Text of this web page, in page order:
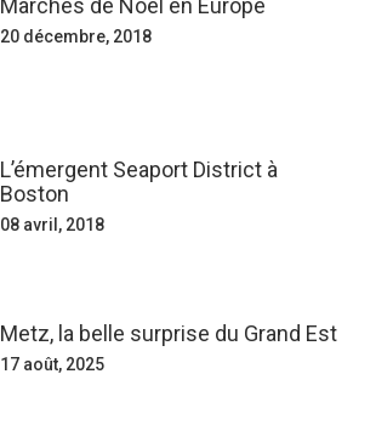
Marchés de Noël en Europe
20 décembre, 2018
L’émergent Seaport District à
Boston
08 avril, 2018
Metz, la belle surprise du Grand Est
17 août, 2025